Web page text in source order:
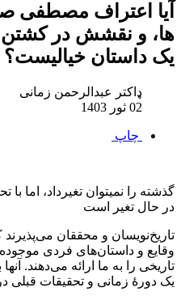
آيا اعتراف مصطفی
ها، و نقشش در کشتن
يک داستان
ډاکتر عبدالرحمن زمانی
02 ثور 1403
چاپ
گذشته را نميتوان تغيرداد، اما
در حال تغير است
تاریخ‌نويسان و محققان
وقایع و داستان‌های فردی
تاريخی را به ما ارائه می‌دهند.
یک دورۀ زمانی و تحقیقات قبلی